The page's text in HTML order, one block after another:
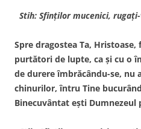
Stih: Sfinţilor mucenici,
Spre dragostea Ta,
purtători de lupte, ca şi cu o
de durere îmbrăcându-se, nu
chinurilor, întru Tine
Binecuvântat eşti